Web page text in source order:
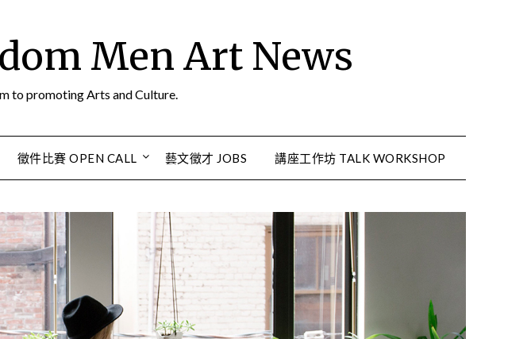
Men Art News
to promoting Arts and Culture.
徵件比賽 OPEN CALL 藝文徵才 JOBS 講座工作坊 TALK WORKSHOP